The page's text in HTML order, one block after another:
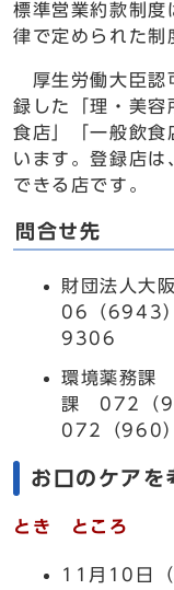
標準営業約款制度
律で定められた制
厚生労働大臣認
録した「理・美容
食店」「一般飲食
います。登録店は
できる店です。
問合せ先
財団法人大
06（6943
9306
環境薬務
課 072（
072（960
お口のケア
とき ところ
11月10日（